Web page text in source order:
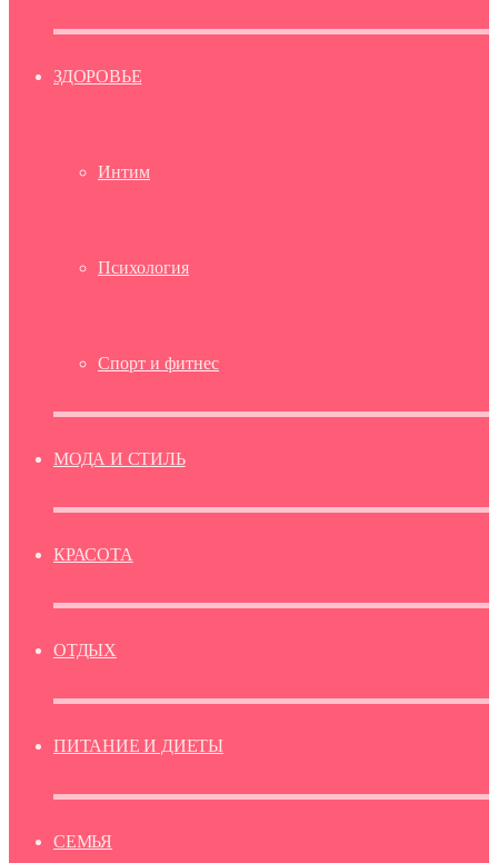
ЗДОРОВЬЕ
Интим
Психология
Спорт и фитнес
МОДА И СТИЛЬ
КРАСОТА
ОТДЫХ
ПИТАНИЕ И ДИЕТЫ
СЕМЬЯ